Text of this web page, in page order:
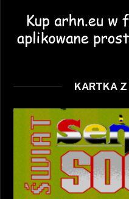
KARTKA